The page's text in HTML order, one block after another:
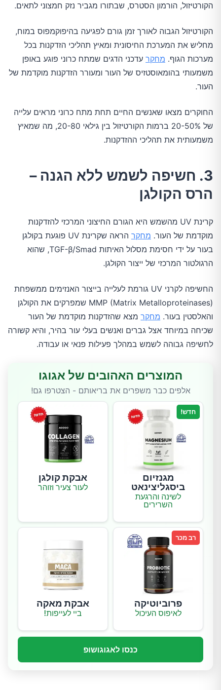
הקורטיזול, הורמון הסטרס, שבתורו מגביר נזק חמצוני לתאים.
הקורטיזול הגבוה לאורך זמן גורם לפגיעה בהיפוקמפוס במוח,
מחליש את המערכת החיסונית ומאיץ תהליכי הזדקנות בכל
מערכות הגוף. מחקר עדכני הדגים שמתח כרוני פוגע באופן
משמעותי בהומאוסטזיס של העור ומעורר הזדקנות מוקדמת של
העור.
החוקרים מצאו שאנשים החיים תחת מתח כרוני מראים עלייה
של 20-50% ברמות הקורטיזול בין גילאי 20-80, מה שמאיץ
משמעותית את תהליכי ההזדקנות.
3. חשיפה לשמש ללא הגנה –
הרס הקולגן
קרינת UV מהשמש היא הגורם החיצוני המרכזי להזדקנות
מוקדמת של העור. מחקר
הראה שקרינת UV פוגעת בקולגן
בעור על ידי חסימת מסלול האיתות TGF-β/Smad, שהוא
הרגולטור המרכזי של ייצור הקולגן.
החשיפה לקרני UV גורמת לעלייה בייצור האנזימים ממשפחת
MMP (Matrix Metalloproteinases) שמפרקים את הקולגן
והאלסטין בעור. מחקר מצא שהזדקנות מוקדמת של העור
שכיחה במיוחד אצל גברים ואנשים בעלי עור בהיר, והיא קשורה
לחשיפה גבוהה לשמש במהלך פעילות פנאי או עבודה.
המוצרים האהובים של אגוגו
אלפים כבר משפרים את בריאותם - הצטרפו גם!
חדש!
מגנזיום
ביסגליצינאט
לשינה והרגעת
השרירים
אבקת קולגן
לעור צעיר וזוהר
רב מכר
פרוביוטיקה
לאיפוס העיכול
אבקת מאקה
ביי לעייפות!
כנסו לאגוגושופ